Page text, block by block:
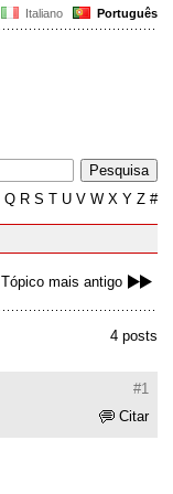
Italiano Português
Q R S T U V W X Y Z #
Tópico mais antigo
4 posts
#1
Citar